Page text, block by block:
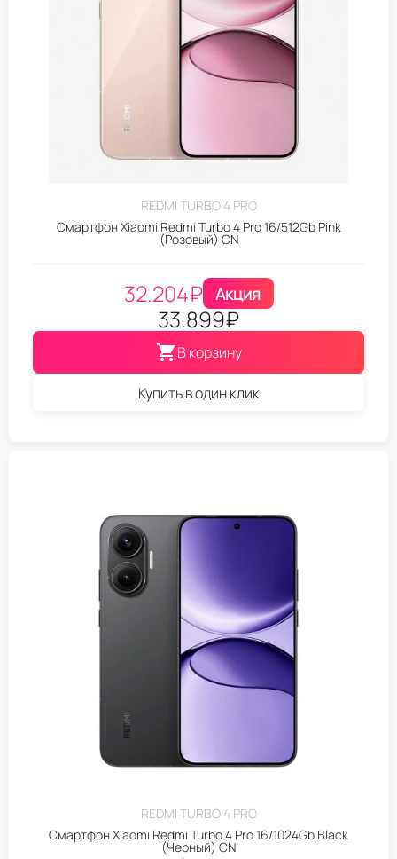
REDMI TURBO 4 PRO
Смартфон Xiaomi Redmi Turbo 4 Pro 16/512Gb Pink
(Розовый) CN
32.204₽ Акция
33.899₽
В корзину
Купить в один клик
REDMI TURBO 4 PRO
Смартфон Xiaomi Redmi Turbo 4 Pro 16/1024Gb Black
(Черный) CN